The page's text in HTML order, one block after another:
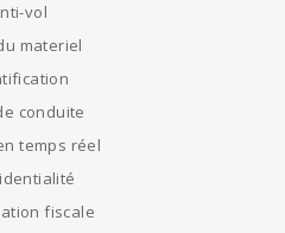
vol
materiel
conduite
temps réel
fiscale